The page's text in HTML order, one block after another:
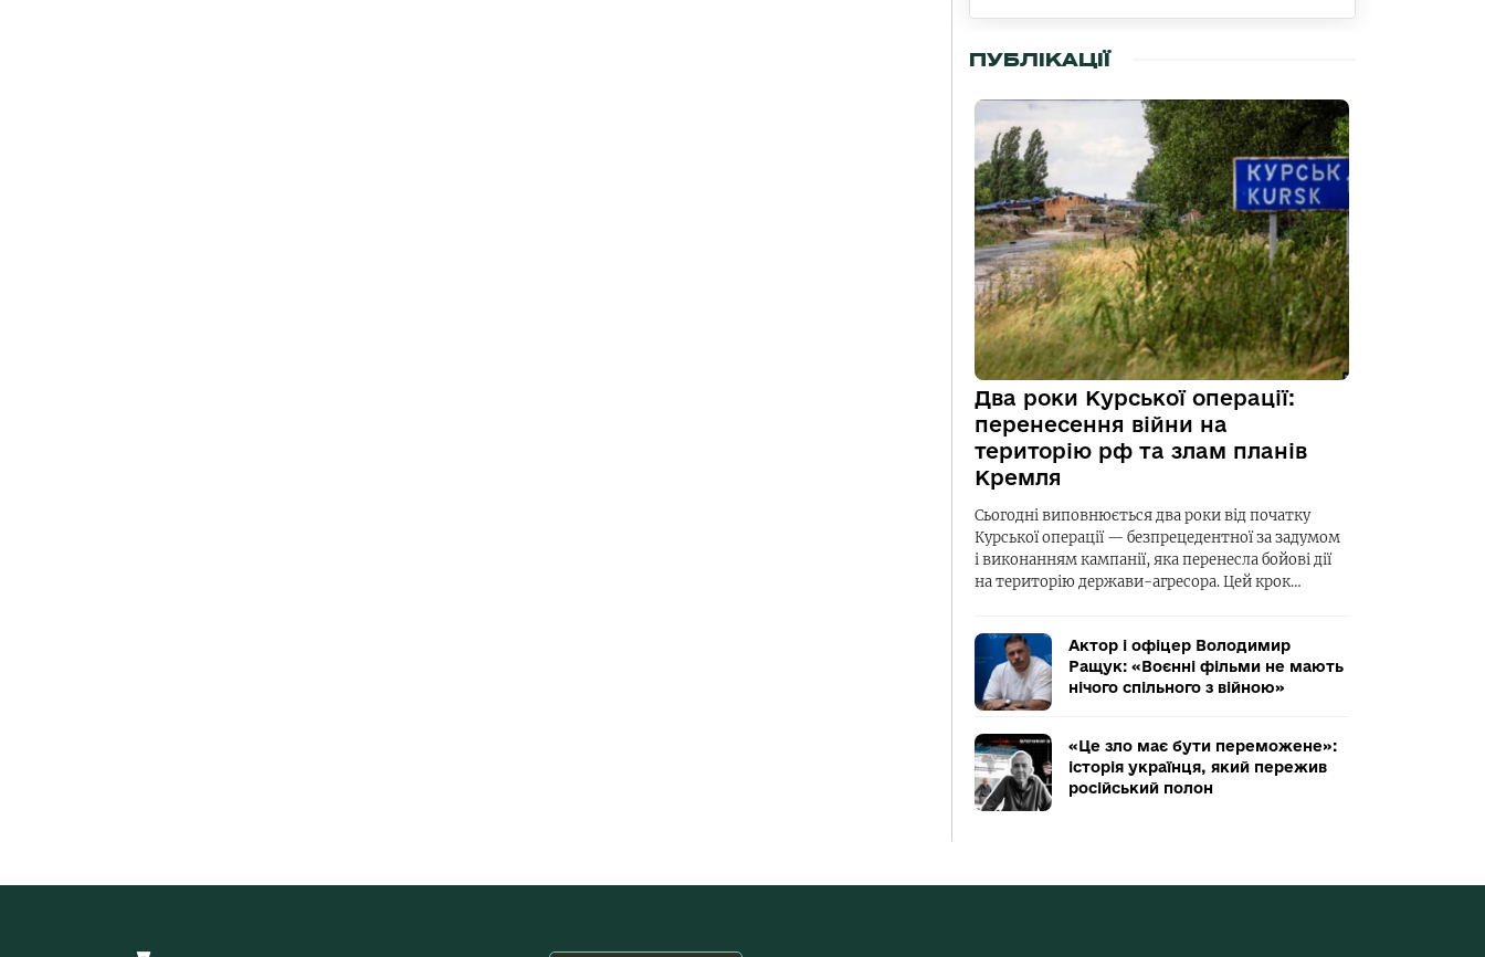
ПУБЛІКАЦІЇ
Два роки Курської операції:
перенесення війни на
територію рф та злам планів
Кремля
Сьогодні виповнюється два роки від початку
Курської операції — безпрецедентної за задумом
і виконанням кампанії, яка перенесла бойові дії
на територію держави-агресора. Цей крок…
Актор і офіцер Володимир
Ращук: «Воєнні фільми не мають
нічого спільного з війною»
«Це зло має бути переможене»:
історія українця, який пережив
російський полон